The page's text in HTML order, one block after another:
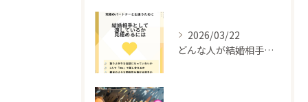
2026/03/22
どんな人が結婚相手だといいのか